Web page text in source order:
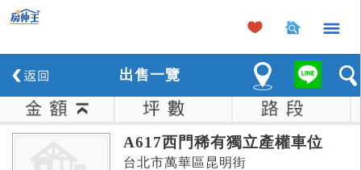
×
出售一覽
A617西門稀有獨立產權車位
台北市萬華區昆明街